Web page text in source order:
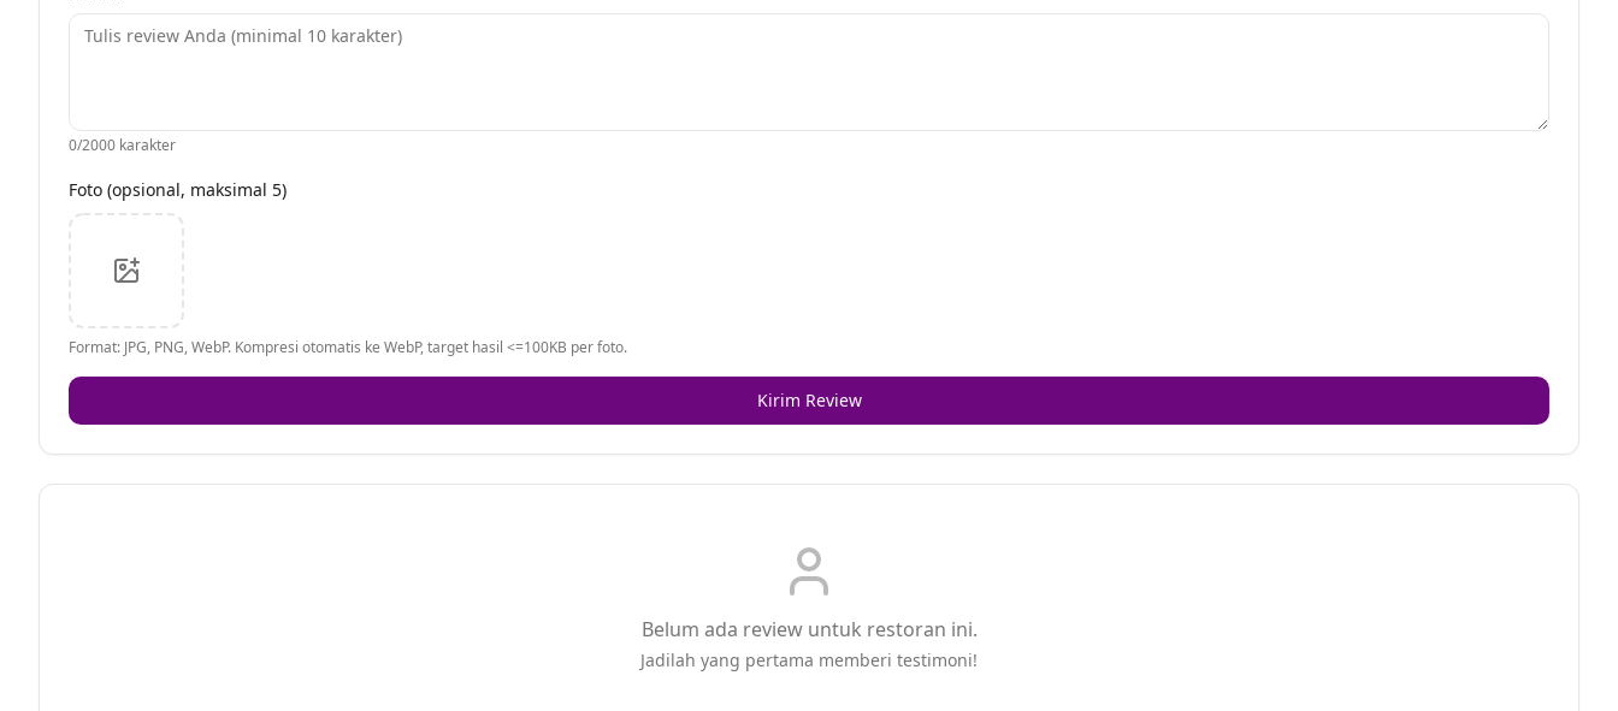
0/2000 karakter
Foto (opsional, maksimal 5)
Format: JPG, PNG, WebP. Kompresi otomatis ke WebP, target hasil <=100KB per foto.
Kirim Review
Belum ada review untuk restoran ini.
Jadilah yang pertama memberi testimoni!